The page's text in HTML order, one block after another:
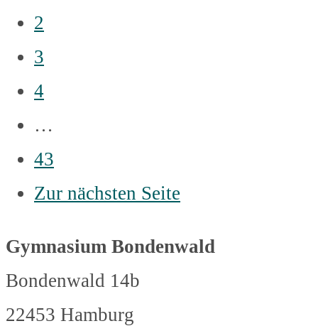
2
3
4
…
43
Zur nächsten Seite
Gymnasium Bondenwald
Bondenwald 14b
22453 Hamburg